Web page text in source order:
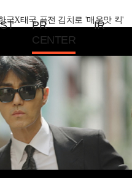
PR
CENTER
IR
국X태국 퓨전 김치로 '매운맛 킥'